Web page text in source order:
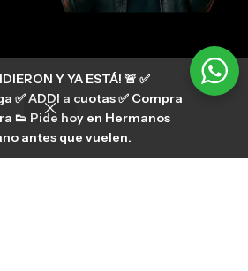
Y YA ESTÁ! 🚨 ✅
✅ ADDI a cuotas ✅ Compra
👟 Pide hoy en Hermanos
antes que vuelen.
tipo de duda, puedes consultar
centro de ayuda
Instagram
Aura
Tik Tok
canales de difusión en
WhatsApp